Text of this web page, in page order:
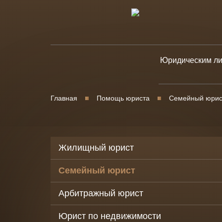
Юридическим
Юридическое
бизнеса
Споры в
Главная Помощь юриста Семейный
Жилищный юрист
Семейный юрист
Арбитражный юрист
Юрист по недвижимости